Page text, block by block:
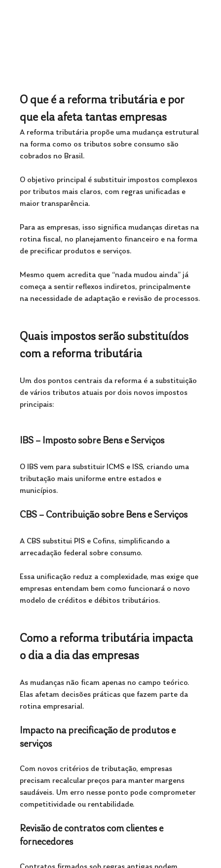
O que é a reforma tributária e por
que ela afeta tantas empresas
A reforma tributária propõe uma mudança estrutural
na forma como os tributos sobre consumo são
cobrados no Brasil.
O objetivo principal é substituir impostos complexos
por tributos mais claros, com regras unificadas e
maior transparência.
Para as empresas, isso significa mudanças diretas na
rotina fiscal, no planejamento financeiro e na forma
de precificar produtos e serviços.
Mesmo quem acredita que “nada mudou ainda” já
começa a sentir reflexos indiretos, principalmente
na necessidade de adaptação e revisão de processos.
Quais impostos serão substituídos
com a reforma tributária
Um dos pontos centrais da reforma é a substituição
de vários tributos atuais por dois novos impostos
principais:
IBS – Imposto sobre Bens e Serviços
O IBS vem para substituir ICMS e ISS, criando uma
tributação mais uniforme entre estados e
municípios.
CBS – Contribuição sobre Bens e Serviços
A CBS substitui PIS e Cofins, simplificando a
arrecadação federal sobre consumo.
Essa unificação reduz a complexidade, mas exige que
empresas entendam bem como funcionará o novo
modelo de créditos e débitos tributários.
Como a reforma tributária impacta
o dia a dia das empresas
As mudanças não ficam apenas no campo teórico.
Elas afetam decisões práticas que fazem parte da
rotina empresarial.
Impacto na precificação de produtos e
serviços
Com novos critérios de tributação, empresas
precisam recalcular preços para manter margens
saudáveis. Um erro nesse ponto pode comprometer
competitividade ou rentabilidade.
Revisão de contratos com clientes e
fornecedores